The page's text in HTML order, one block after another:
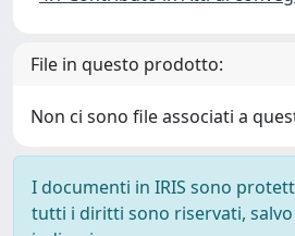
File in questo prodotto:
Non ci sono file associati a
I documenti in IRIS sono
tutti i diritti sono riservati, salvo